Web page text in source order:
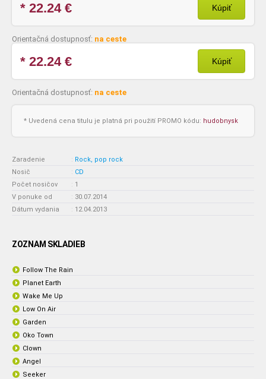
* 22.24€ Kúpiť
Orientačná dostupnosť: na ceste
* 22.24€ Kúpiť
Orientačná dostupnosť: na ceste
* Uvedená cena titulu je platná pri použití PROMO kódu: hudobnysk
Zaradenie : Rock, pop rock
Nosič
: CD
Počet nosičov
: 1
V ponuke od
: 30.07.2014
Dátum vydania
: 12.04.2013
ZOZNAM SKLADIEB
Follow The Rain
Planet Earth
Wake Me Up
Low On Air
Garden
Oko Town
Clown
Angel
Seeker